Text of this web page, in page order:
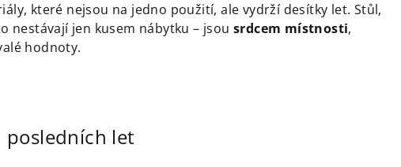
které nejsou na jedno použití, ale vydrží desítky let. Stůl,
nestávají jen kusem nábytku – jsou srdcem místnosti,
hodnoty.
posledních let